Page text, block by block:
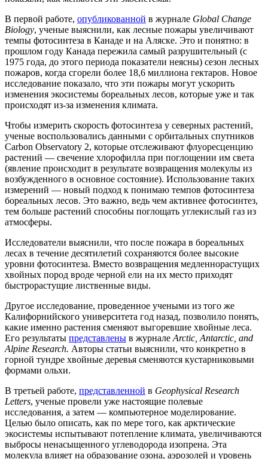
В первой работе, опубликованной в журнале Global Change
Biology, ученые выяснили, как лесные пожары увеличивают
темпы фотосинтеза в Канаде и на Аляске. Это и понятно: в
прошлом году Канада пережила самый разрушительный (с
1975 года, до этого периода показатели неясны) сезон лесных
пожаров, когда сгорели более 18,6 миллиона гектаров. Новое
исследование показало, что эти пожары могут ускорить
изменения экосистемы бореальных лесов, которые уже и так
происходят из-за изменения климата.
Чтобы измерить скорость фотосинтеза у северных растений,
ученые воспользовались данными с орбитальных спутников
Carbon Observatory 2, которые отслеживают флуоресценцию
растений — свечение хлорофилла при поглощении им света
(явление происходит в результате возвращения молекулы из
возбужденного в основное состояние). Использование таких
измерений — новый подход к понимаю темпов фотосинтеза
бореальных лесов. Это важно, ведь чем активнее фотосинтез,
тем больше растений способны поглощать углекислый газ из
атмосферы.
Исследователи выяснили, что после пожара в бореальных
лесах в течение десятилетий сохраняются более высокие
уровни фотосинтеза. Вместо возвращения медленнорастущих
хвойных пород вроде черной ели на их место приходят
быстрорастущие лиственные виды.
Другое исследование, проведенное учеными из того же
Калифорнийского университета год назад, позволило понять,
какие именно растения сменяют выгоревшие хвойные леса.
Его результаты представлены в журналеArctic, Antarctic, and
Alpine Research. Авторы статьи выяснили, что конкретно в
горной тундре хвойные деревья сменяются кустарниковыми
формами ольхи.
В третьей работе, представленной в Geophysical Research
Letters, ученые провели уже настоящие полевые
исследования, а затем — компьютерное моделирование.
Целью было описать, как по мере того, как арктические
экосистемы испытывают потепление климата, увеличиваются
выбросы ненасыщенного углеводорода изопрена. Эта
молекула влияет на образование озона, аэрозолей и уровень